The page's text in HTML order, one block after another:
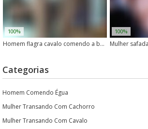
100%
Homem flagra cavalo comendo a buceta de uma égua no cio
100%
Categorias
Homem Comendo Égua
Mulher Transando Com Cachorro
Mulher Transando Com Cavalo